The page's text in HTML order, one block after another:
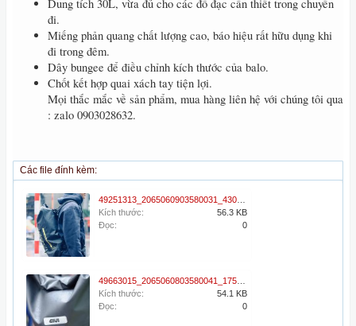
Dung tích 30L, vừa đủ cho các đồ đạc cần thiết trong chuyến
đi.
Miếng phản quang chất lượng cao, báo hiệu rất hữu dụng khi
đi trong đêm.
Dây bungee để điều chỉnh kích thước của balo.
Chốt kết hợp quai xách tay tiện lợi.
Mọi thắc mắc về sản phẩm, mua hàng liên hệ với chúng tôi qua
: zalo 0903028632.
Các file đính kèm:
Kích thước:
56.3 KB
Đọc:
0
Kích thước:
54.1 KB
Đọc:
0